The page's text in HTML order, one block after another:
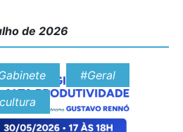
das famílias que serão
Morar Legal. Logo após
de 2026
#Geral